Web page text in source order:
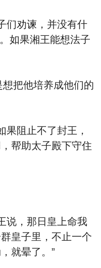
们劝谏，并没有什
如果湘王能想法子
把他培养成他们的
阻止不了封王，
帮助太子殿下守住
说，那日皇上命我
皇子里，不止一个
就晕了。”